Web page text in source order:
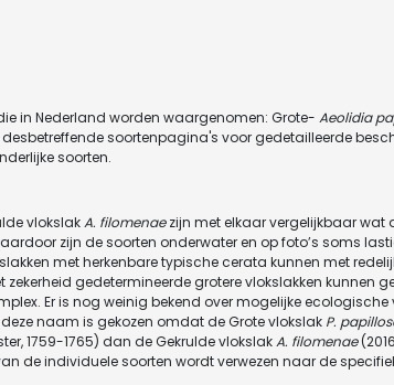
in Nederland worden waargenomen: Grote- Aeolidia
soortenpagina's voor gedetailleerde
soorten.
vlokslakA. filomenaezijn met elkaar vergelijkbaar wat
zijn de soorten onderwater en op foto’s soms
met herkenbare typische cerata kunnen met
gedetermineerde grotere vlokslakken kunnen
Er is nog weinig bekend over mogelijke
naam is gekozen omdat de Grote vlokslak P.
1759-1765) dan de Gekrulde vlokslakA. filomenae
de individuele soorten wordt verwezen naar de